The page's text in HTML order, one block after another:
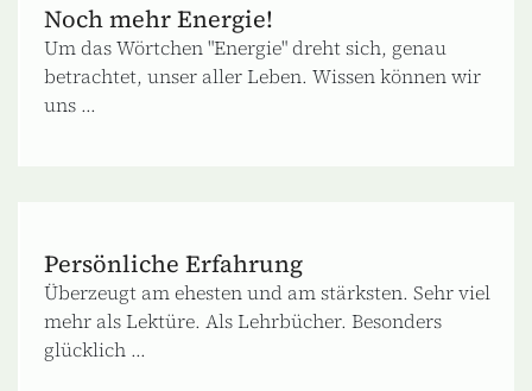
Noch mehr Energie!
Um das Wörtchen "Energie" dreht sich, genau
betrachtet, unser aller Leben. Wissen können wir
uns ...
Persönliche Erfahrung
Überzeugt am ehesten und am stärksten. Sehr viel
mehr als Lektüre. Als Lehrbücher. Besonders
glücklich ...